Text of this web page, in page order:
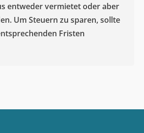
entweder vermietet oder aber
Um Steuern zu sparen, sollte
Fristen